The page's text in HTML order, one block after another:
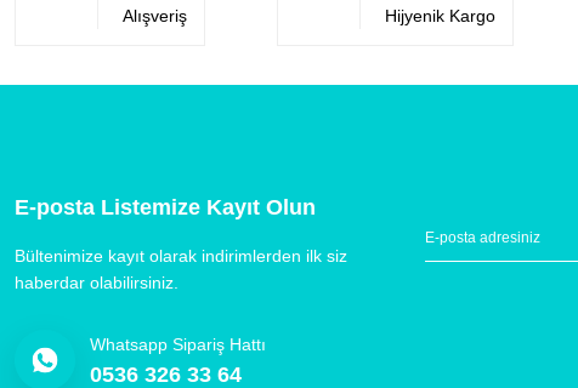
Alışveriş
Hijyenik Kargo
E-posta Listemize Kayıt Olun
Bültenimize kayıt olarak indirimlerden ilk siz
haberdar olabilirsiniz.
Whatsapp Sipariş Hattı
0536 326 33 64